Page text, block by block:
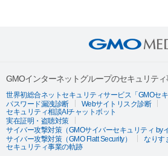
GMOインターネットグループのセキュリテ
世界初総合ネットセキュリティサービス「GMOセキ
パスワード漏洩診断
Webサイトリスク診断
セキュリティ相談AIチャットボット
実在証明・盗聴対策
サイバー攻撃対策（GMOサイバーセキュリティ by
サイバー攻撃対策（GMO Flatt Security）
なりす
セキュリティ事業の軌跡